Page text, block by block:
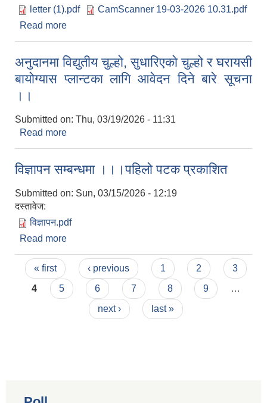
letter (1).pdf
CamScanner 19-03-2026 10.31.pdf
Read more
अनुदानमा विद्युतीय चुल्हो, सुधारिएको चुल्हो र घरायसी
बायोग्यास प्लान्टका लागि आवेदन दिने बारे सूचना
।।
Submitted on: Thu, 03/19/2026 - 11:31
Read more
विज्ञापन सम्बन्धमा ।।।पहिलो पटक प्रकाशित
Submitted on: Sun, 03/15/2026 - 12:19
दस्तावेज:
विज्ञापन.pdf
Read more
Pages
« first ‹ previous 1 2
3
4
5 6 7 8 9
…
next ›
last »